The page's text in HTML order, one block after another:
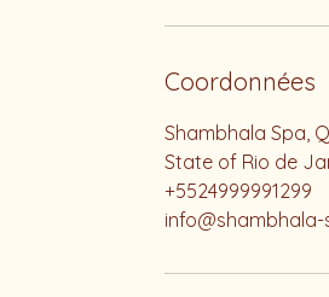
Coordonnées
Shambhala Spa,
State of Rio de
+5524999991299